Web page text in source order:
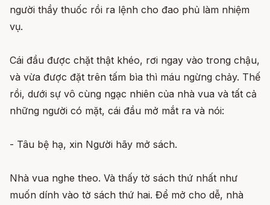
người thầy thuốc rồi ra lệnh cho đao phủ làm nhiệm
vụ.
Cái đầu được chặt thật khéo, rơi ngay vào trong chậu,
và vừa được đặt trên tấm bìa thì máu ngừng chảy. Thế
rồi, dưới sự vô cùng ngạc nhiên của nhà vua và tất cả
những người có mặt, cái đầu mở mắt ra và nói:
- Tâu bệ hạ, xin Người hãy mở sách.
Nhà vua nghe theo. Và thấy tờ sách thứ nhất như
muốn dính vào tờ sách thứ hai. Để mở cho dễ, nhà